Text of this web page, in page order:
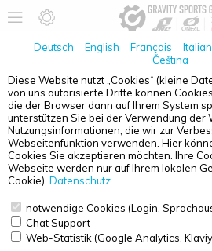
Deutsch English Français
Čeština
Diese Website nutzt „Cookies“ (kleine
von uns autorisierte Dritte können
die der Browser dann auf Ihrem System
unterstützen Sie bei der Verwendung der
Nutzungsinformationen, die wir zur
Webseitenfunktion verwenden. Hier
Cookies Sie akzeptieren möchten. Ihre
Webseite werden nur auf Ihrem lokalen
Cookie). Datenschutz
notwendige Cookies (Login,
Chat Support
Web-Statistik (Google Analytics,
PRODUKTÜBERSICHT - ZUBEHÖR/